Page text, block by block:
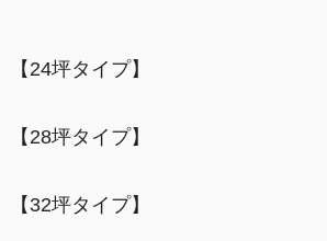
【24坪タイプ】
【28坪タイプ】
【32坪タイプ】